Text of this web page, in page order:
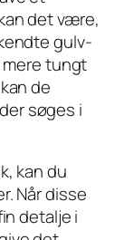
det være,
gulv-
tungt
de
søges i
kan du
Når disse
detalje i